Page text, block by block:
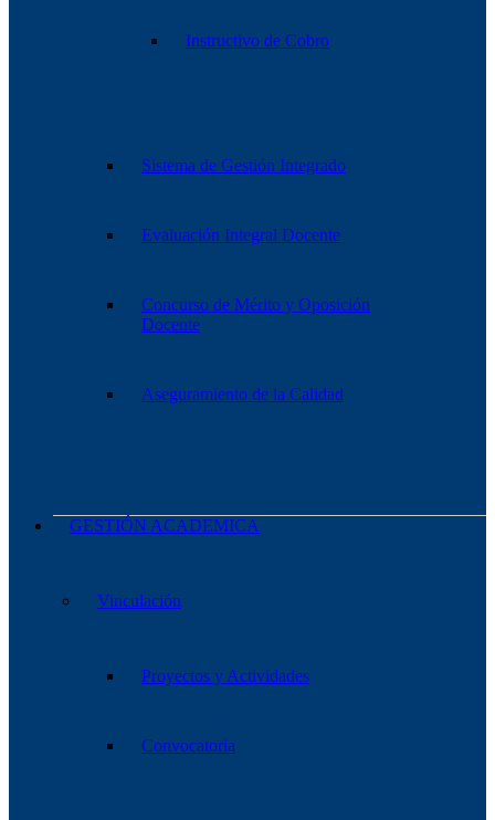
Instructivo de Cobro
Sistema de Gestión Integrado
Evaluación Integral Docente
Concurso de Mérito y Oposición
Docente
Aseguramiento de la Calidad
GESTIÓN ACADEMICA
Vinculación
Proyectos y Actividades
Convocatoria